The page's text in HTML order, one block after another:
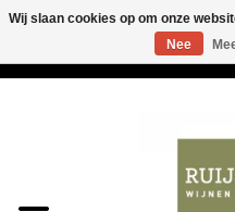
Wij slaan cookies op om onze
Nee